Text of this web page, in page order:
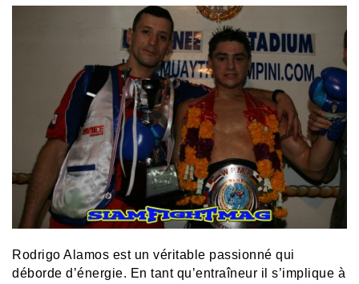
Rodrigo Alamos est un véritable passionné qui
déborde d’énergie. En tant qu’entraîneur il s’implique à